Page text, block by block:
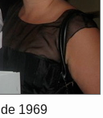
de 1969